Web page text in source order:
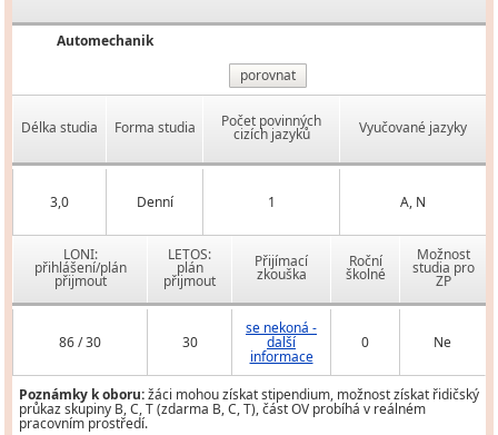
Automechanik
porovnat
Délka studia Forma studia Počet povinných
cizích jazyků Vyučované jazyky
3,0 Denní 1 A, N
LONI:
přihlášení/plán
přijmout
LETOS:
plán
přijmout
Přijímací
zkouška
Roční
školné
Možnost
studia pro
ZP
86 / 30 30
se nekoná -
další
informace
0 Ne
Poznámky k oboru:žáci mohou získat stipendium, možnost získat řidičský
průkaz skupiny B, C, T (zdarma B, C, T), část OV probíhá v reálném
pracovním prostředí.